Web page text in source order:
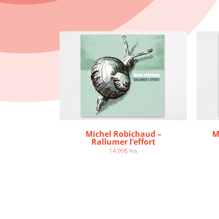
Michel Robichaud –
Rallumer l’effort
14.99$ Prix